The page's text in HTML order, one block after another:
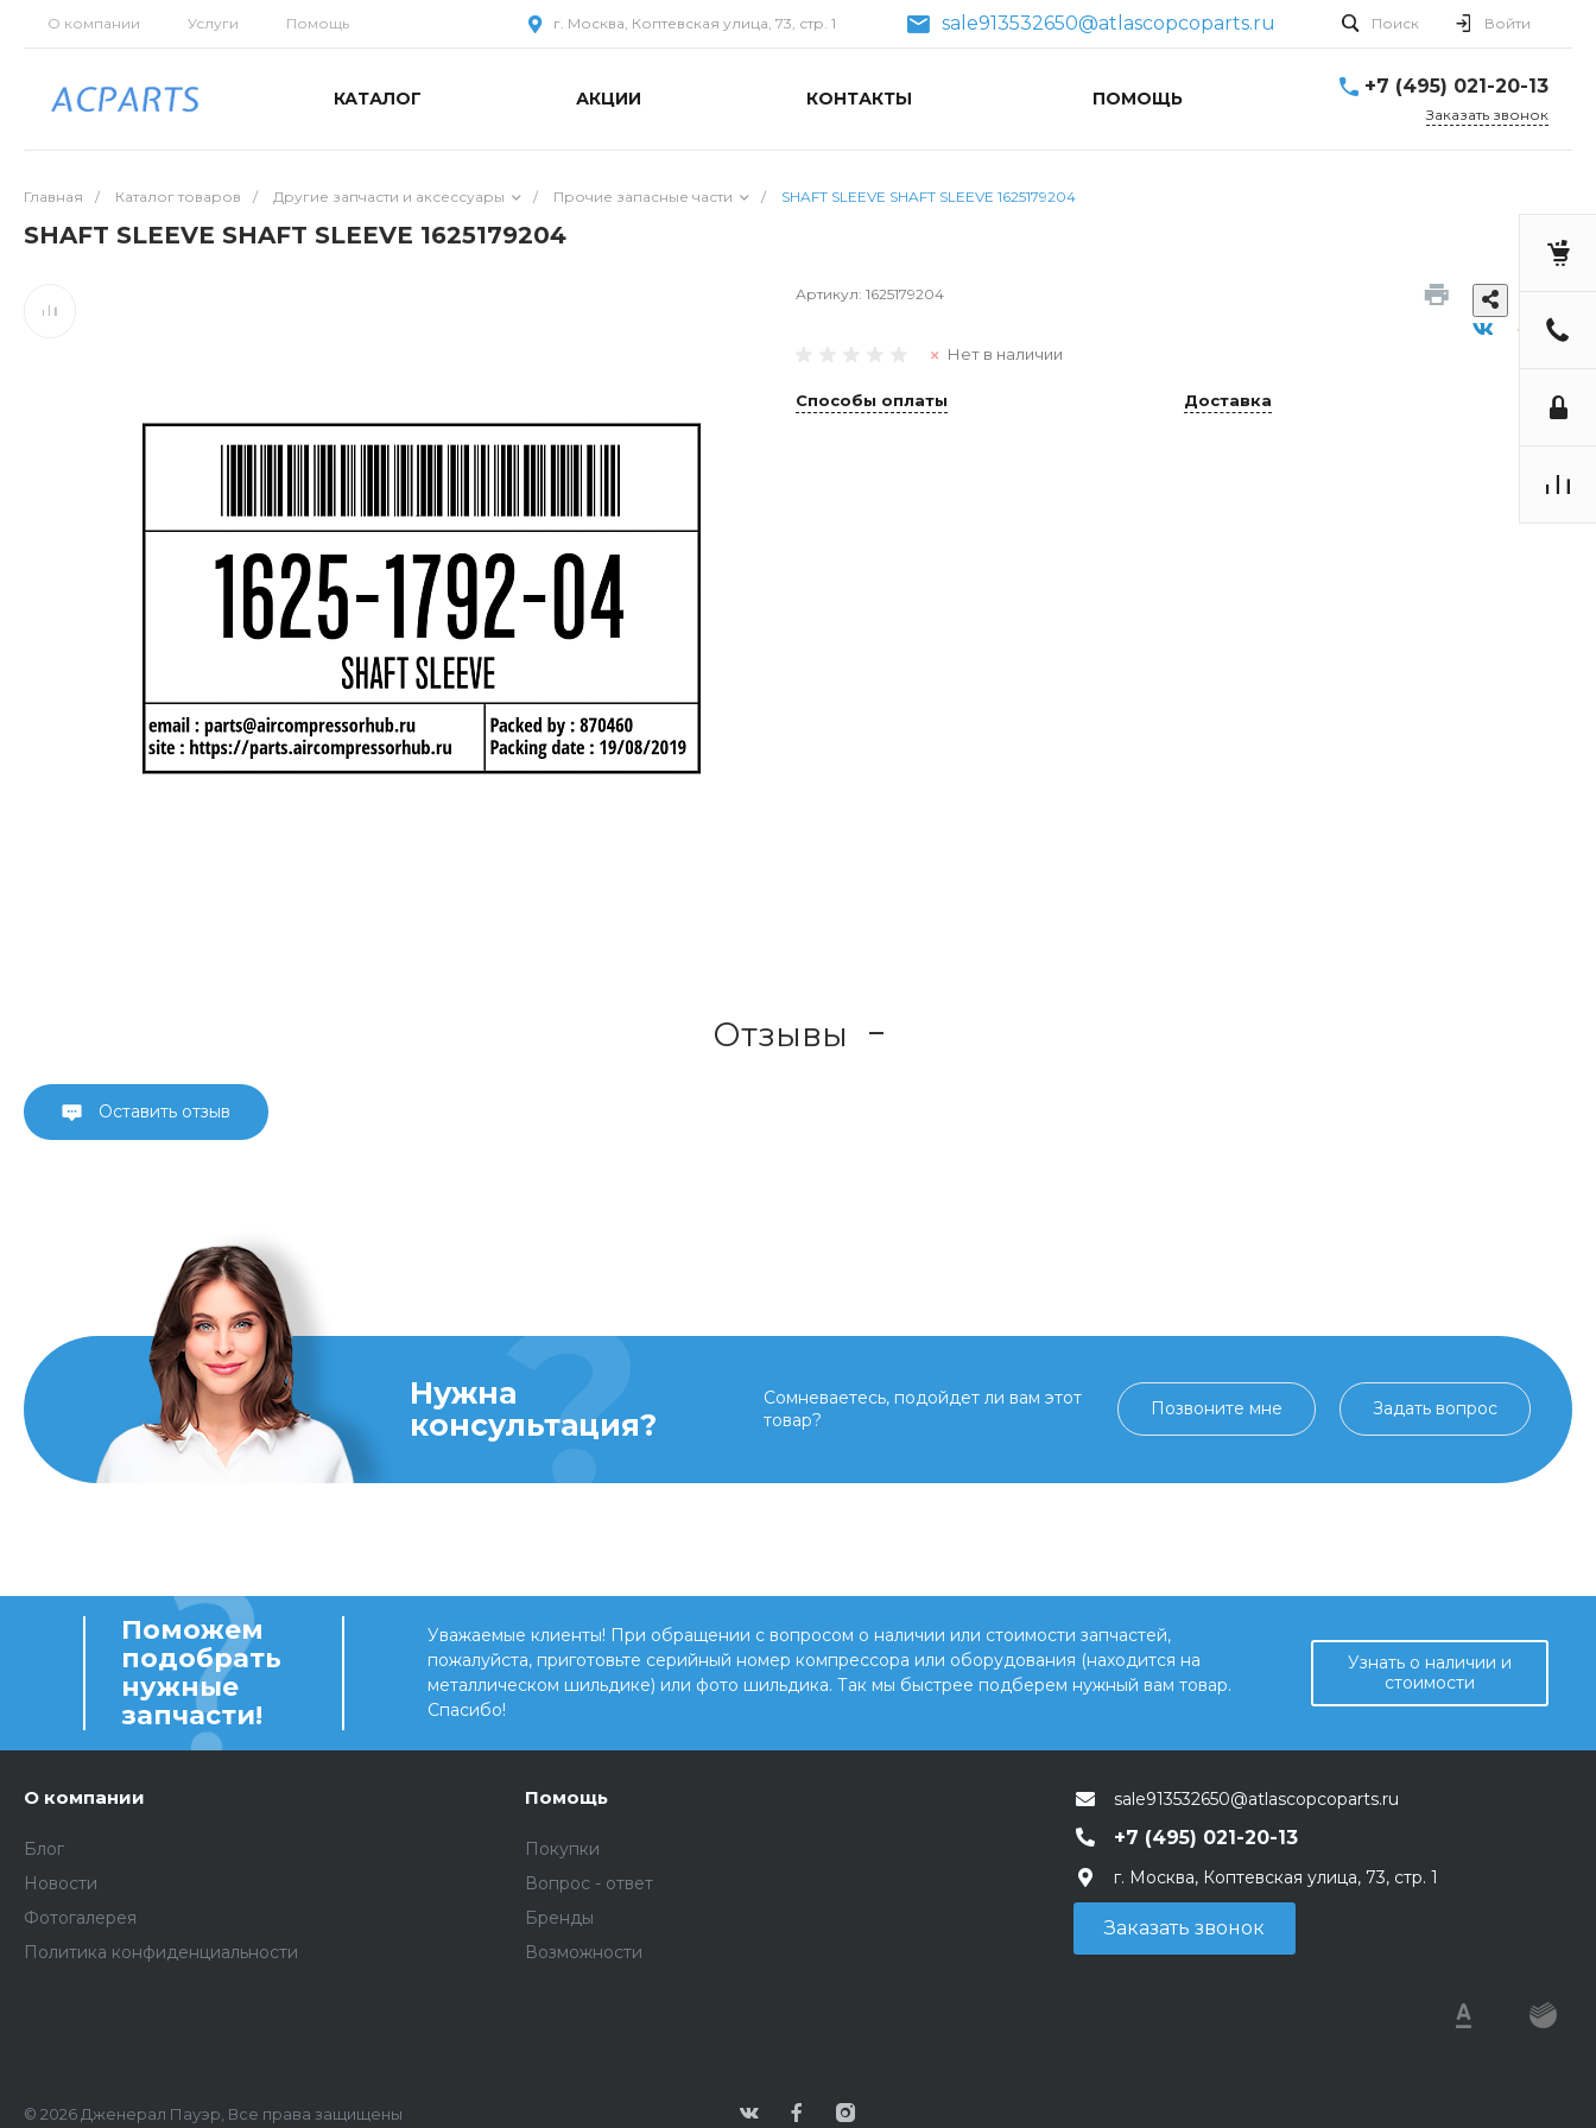
О компании Услуги Помощь г. Москва, Коптевская улица, 73, стр. 1 sale913532650@atlascopcoparts.ru Поиск Войти
КАТАЛОГ АКЦИИ КОНТАКТЫ ПОМОЩЬ
+7 (495) 021-20-13
Заказать звонок
Главная / Каталог товаров / Другие запчасти и аксессуары / Прочие запасные части / SHAFT SLEEVE SHAFT SLEEVE 1625179204
SHAFT SLEEVE SHAFT SLEEVE 1625179204
Артикул: 1625179204
Нет в наличии
Способы оплаты Доставка
Отзывы
Оставить отзыв
Нужна
консультация?
Сомневаетесь, подойдет ли вам этот
товар?
Позвоните мне Задать вопрос
Поможем
подобрать
нужные
запчасти!
Уважаемые клиенты! При обращении с вопросом о наличии или стоимости запчастей,
пожалуйста, приготовьте серийный номер компрессора или оборудования (находится на
металлическом шильдике) или фото шильдика. Так мы быстрее подберем нужный вам товар.
Спасибо!
Узнать о наличии и
стоимости
О компании
Блог
Новости
Фотогалерея
Политика конфиденциальности
Помощь
Покупки
Вопрос - ответ
Бренды
Возможности
sale913532650@atlascopcoparts.ru
+7 (495) 021-20-13
г. Москва, Коптевская улица, 73, стр. 1
Заказать звонок
© 2026 Дженерал Пауэр, Все права защищены